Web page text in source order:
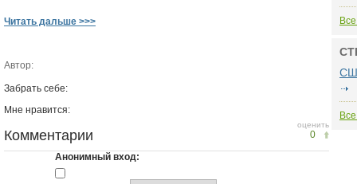
Читать дальше >>>
Автор:
Забрать себе:
Мне нравится:
оценить
0
Комментарии
Анонимный вход: